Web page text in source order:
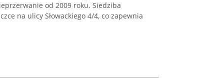
od 2009 roku. Siedziba
na ulicy Słowackiego 4/4, co zapewnia